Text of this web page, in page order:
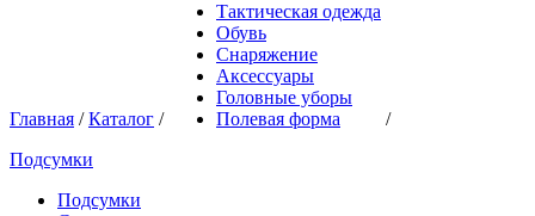
Главная /Каталог /
Тактическая одежда
Обувь
Снаряжение
Аксессуары
Головные уборы
Полевая форма
/
Подсумки
Подсумки